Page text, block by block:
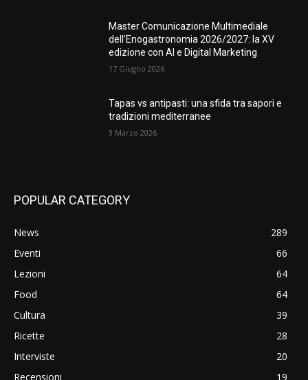
Master Comunicazione Multimediale
dell’Enogastronomia 2026/2027: la XV
edizione con AI e Digital Marketing
17 Giugno 2026
Tapas vs antipasti: una sfida tra sapori e
tradizioni mediterranee
3 Marzo 2026
POPULAR CATEGORY
News
289
Eventi
66
Lezioni
64
Food
64
Cultura
39
Ricette
28
Interviste
20
Recensioni
19